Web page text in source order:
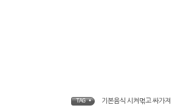
TAG • 기본음식 시켜먺고 싸가